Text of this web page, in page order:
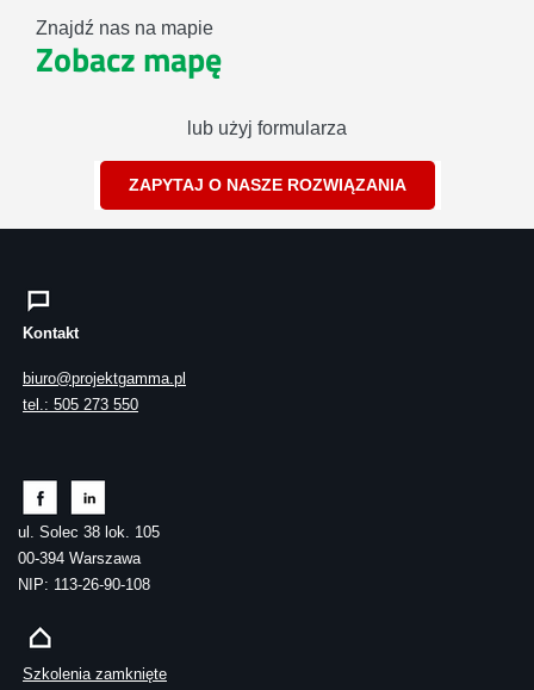
Znajdź nas na mapie
Zobacz mapę
lub użyj formularza
ZAPYTAJ O NASZE ROZWIĄZANIA
Kontakt
biuro@projektgamma.pl
tel.: 505 273 550
ul. Solec 38 lok. 105
00-394 Warszawa
NIP: 113-26-90-108
Szkolenia zamknięte